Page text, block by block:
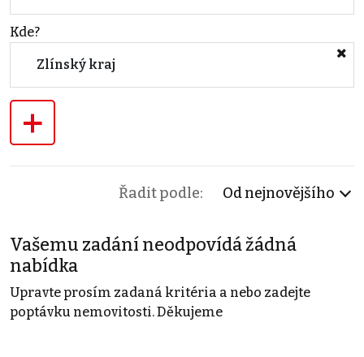
Kde?
Zlínský kraj
+
Řadit podle: Od nejnovějšího
Vašemu zadání neodpovídá žádná
nabídka
Upravte prosím zadaná kritéria a nebo zadejte
poptávku nemovitosti. Děkujeme